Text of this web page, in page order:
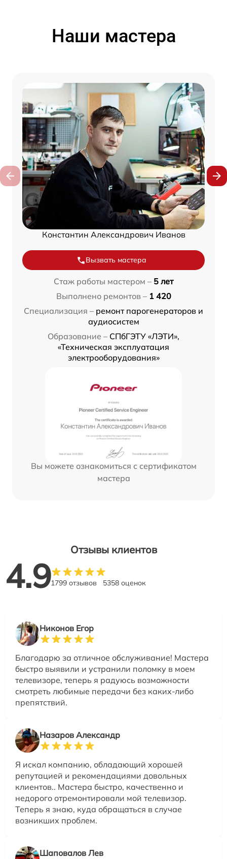
Наши мастера
Константин Александрович Иванов
Вызвать мастера
Стаж работы мастером – 5 лет
Выполнено ремонтов – 1 420
Специализация – ремонт парогенераторов и
аудиосистем
Образование – СПбГЭТУ «ЛЭТИ»,
«Техническая эксплуатация
электрооборудования»
Вы можете ознакомиться с сертификатом
мастера
Отзывы клиентов
4.91799 отзывов 5358 оценок
Никонов Егор
Благодарю за отличное обслуживание! Мастера
быстро выявили и устранили поломку в моем
телевизоре, теперь я радуюсь возможности
смотреть любимые передачи без каких-либо
препятствий.
Назаров Александр
Я искал компанию, обладающий хорошей
репутацией и рекомендациями довольных
клиентов.. Мастера быстро, качественно и
недорого отремонтировали мой телевизор.
Теперь я знаю, куда обращаться в случае
возникших проблем.
Шаповалов Лев